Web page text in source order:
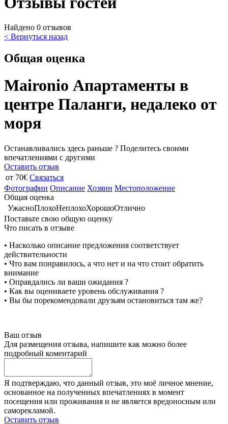
Найдено 0 отзывов
< Вернуться назад
Общая оценка
Maironio Апартаменты в
центре Паланги, недалеко от
моря
Останавливались здесь раньше ? Поделитесь своими
впечатлениями с другими
Оставить отзыв
от 70€ Связаться
Фотографии Описание Хозяин Местоположение
Общая оценка
УжасноПлохоНеплохоХорошоОтлично
Поставьте свою общую оценку
Что писать в отзыве
• Насколько описание предложения соответствует
действительности
• Что вам понравилось, а что нет и на что стоит обратить
внимание
• Оправдались ли ваши ожидания ?
• Как вы оцениваете уровень обслуживания ?
• Вы бы порекомендовали друзьям остановиться там же?
Ваш отзыв
Для размещения отзыва, напишите как можно более
подробный коментарий
Я подтверждаю, что данный отзыв, это моё личное мнение,
основанное на полученных впечатлениях в момент
посещения или проживания и не является вредоносным или
саморекламой.
Оставить отзыв